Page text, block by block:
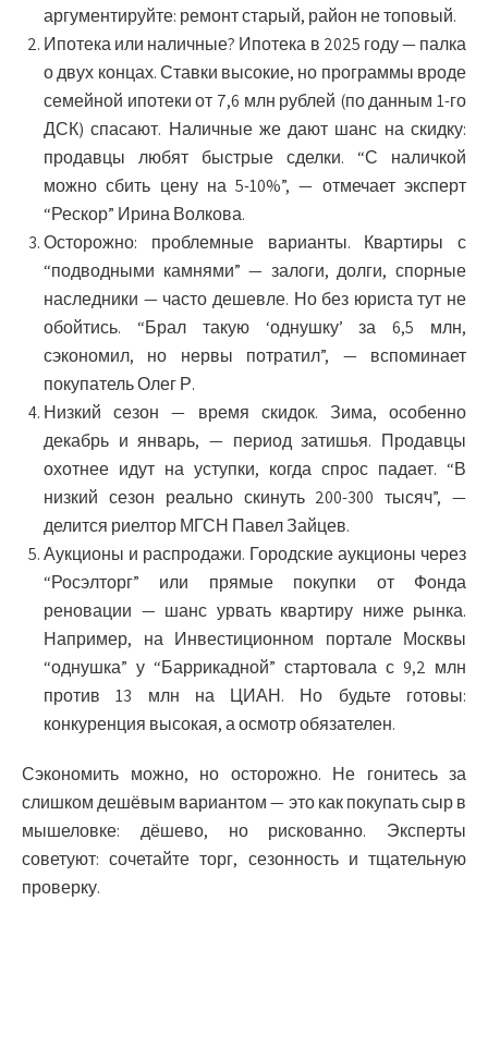
аргументируйте: ремонт старый, район не топовый.
Ипотека или наличные? Ипотека в 2025 году — палка
о двух концах. Ставки высокие, но программы вроде
семейной ипотеки от 7,6 млн рублей (по данным 1-го
ДСК) спасают. Наличные же дают шанс на скидку:
продавцы любят быстрые сделки. “С наличкой
можно сбить цену на 5-10%”, — отмечает эксперт
“Рескор” Ирина Волкова.
Осторожно: проблемные варианты. Квартиры с
“подводными камнями” — залоги, долги, спорные
наследники — часто дешевле. Но без юриста тут не
обойтись. “Брал такую ‘однушку’ за 6,5 млн,
сэкономил, но нервы потратил”, — вспоминает
покупатель Олег Р.
Низкий сезон — время скидок. Зима, особенно
декабрь и январь, — период затишья. Продавцы
охотнее идут на уступки, когда спрос падает. “В
низкий сезон реально скинуть 200-300 тысяч”, —
делится риелтор МГСН Павел Зайцев.
Аукционы и распродажи. Городские аукционы через
“Росэлторг” или прямые покупки от Фонда
реновации — шанс урвать квартиру ниже рынка.
Например, на Инвестиционном портале Москвы
“однушка” у “Баррикадной” стартовала с 9,2 млн
против 13 млн на ЦИАН. Но будьте готовы:
конкуренция высокая, а осмотр обязателен.
Сэкономить можно, но осторожно. Не гонитесь за
слишком дешёвым вариантом — это как покупать сыр в
мышеловке: дёшево, но рискованно. Эксперты
советуют: сочетайте торг, сезонность и тщательную
проверку.